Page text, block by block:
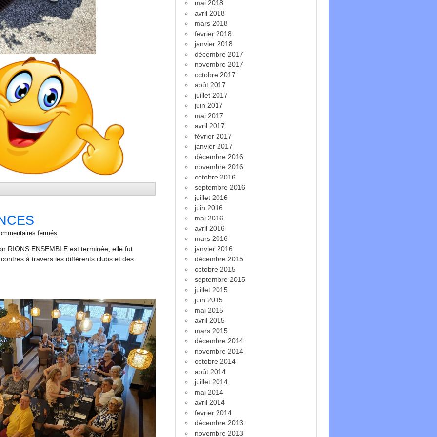
fermés
RIONS ENSEMBLE est terminée, elle fut
à travers les différents clubs et des
mai 2018
avril 2018
mars 2018
février 2018
janvier 2018
décembre 2017
novembre 2017
octobre 2017
août 2017
juillet 2017
juin 2017
mai 2017
avril 2017
février 2017
janvier 2017
décembre 2016
novembre 2016
octobre 2016
septembre 2016
juillet 2016
juin 2016
mai 2016
avril 2016
mars 2016
janvier 2016
décembre 2015
octobre 2015
septembre 2015
juillet 2015
juin 2015
mai 2015
avril 2015
mars 2015
décembre 2014
novembre 2014
octobre 2014
août 2014
juillet 2014
mai 2014
avril 2014
février 2014
décembre 2013
novembre 2013